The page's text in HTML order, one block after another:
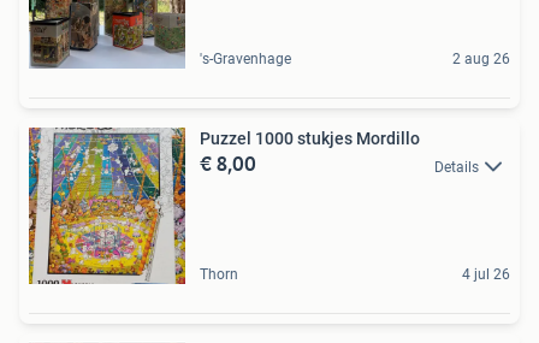
's-Gravenhage 2 aug 26
Puzzel 1000 stukjes Mordillo
€ 8,00 Details
Thorn 4 jul 26